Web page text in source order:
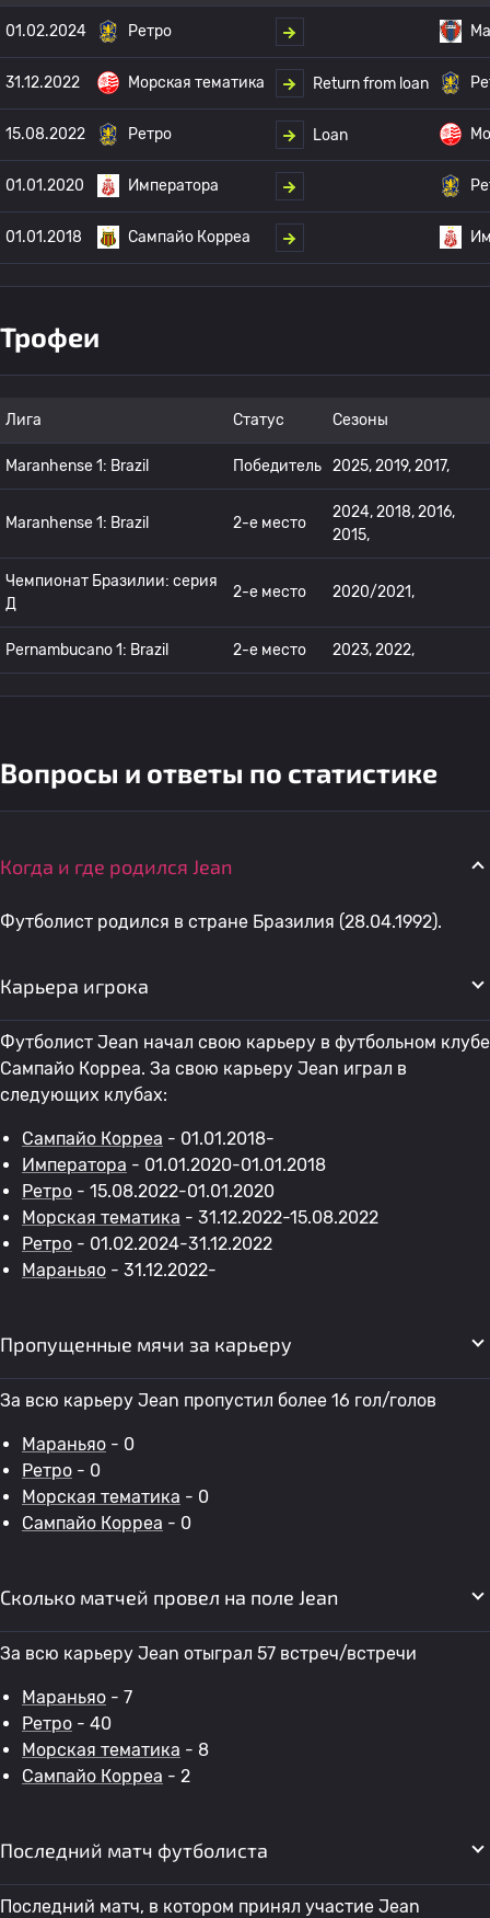
01.02.2024 Ретро
31.12.2022 Морская тематика Return from loan
15.08.2022 Ретро Loan
01.01.2020 Императора
01.01.2018 Сампайо Корреа
Трофеи
Лига Статус Сезоны
Maranhense 1: Brazil Победитель 2025, 2019, 2017,
Maranhense 1: Brazil 2-е место
2024, 2018, 2016,
2015,
Чемпионат Бразилии: серия
Д
2-е место 2020/2021,
Pernambucano 1: Brazil 2-е место 2023, 2022,
Вопросы и ответы по статистике
Когда и где родился Jean
Футболист родился в стране Бразилия (28.04.1992).
Карьера игрока
Футболист Jean начал свою карьеру в футбольном клубе
Сампайо Корреа. За свою карьеру Jean играл в
следующих клубах:
Сампайо Корреа - 01.01.2018-
Императора - 01.01.2020-01.01.2018
Ретро - 15.08.2022-01.01.2020
Морская тематика - 31.12.2022-15.08.2022
Ретро - 01.02.2024-31.12.2022
Мараньяо - 31.12.2022-
Пропущенные мячи за карьеру
За всю карьеру Jean пропустил более 16 гол/голов
Мараньяо - 0
Ретро - 0
Морская тематика - 0
Сампайо Корреа - 0
Сколько матчей провел на поле Jean
За всю карьеру Jean отыграл 57 встреч/встречи
Мараньяо - 7
Ретро - 40
Морская тематика - 8
Сампайо Корреа - 2
Последний матч футболиста
Последний матч, в котором принял участие Jean